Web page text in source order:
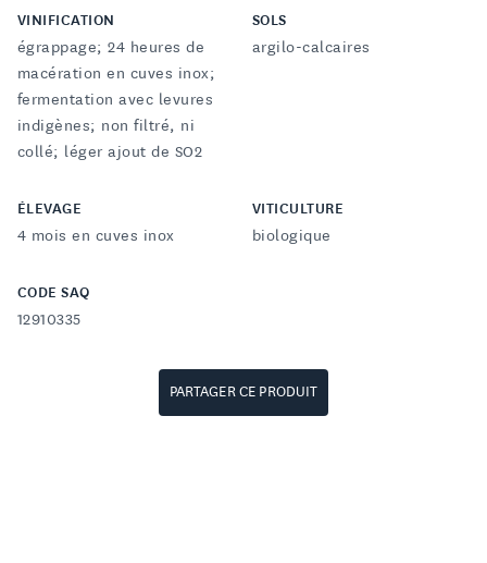
VINIFICATION
égrappage; 24 heures de
macération en cuves inox;
fermentation avec levures
indigènes; non filtré, ni
collé; léger ajout de SO2
SOLS
argilo-calcaires
ÉLEVAGE
4 mois en cuves inox
VITICULTURE
biologique
CODE SAQ
12910335
PARTAGER CE PRODUIT